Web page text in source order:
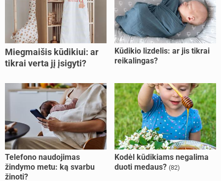
Miegmaišis kūdikiui: ar
tikrai verta jį įsigyti?
Kūdikio lizdelis: ar jis tikrai
reikalingas?
Telefono naudojimas
žindymo metu: ką svarbu
žinoti?
Kodėl kūdikiams negalima
duoti medaus? (82)